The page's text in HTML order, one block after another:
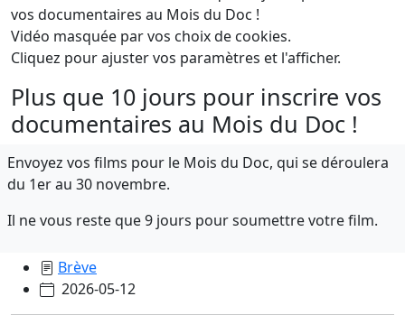
Vidéo masquée par vos choix de cookies.
Cliquez pour ajuster vos paramètres et l'afficher.
Plus que 10 jours pour inscrire vos
documentaires au Mois du Doc !
Envoyez vos films pour le Mois du Doc, qui se déroulera
du 1er au 30 novembre.
Il ne vous reste que 9 jours pour soumettre votre film.
Brève
2026-05-12